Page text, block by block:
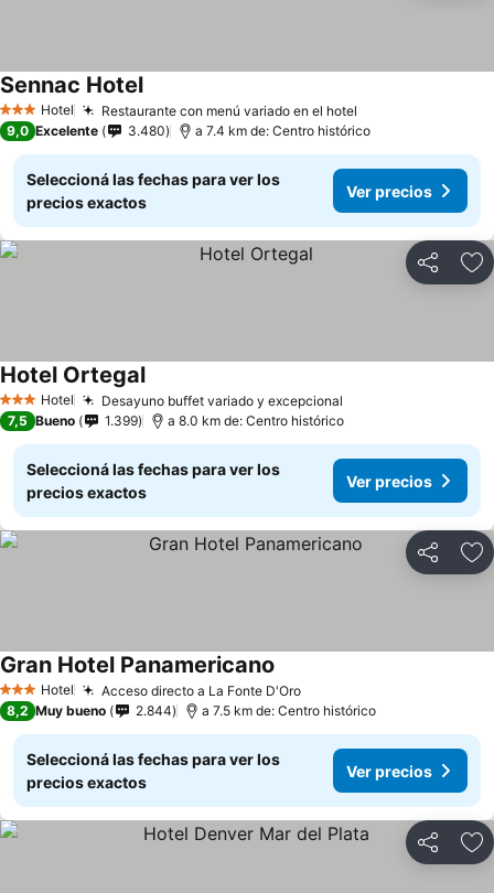
3 Estrellas
Hotel Restaurante con menú variado en el hotel
Sennac Hotel
9,0 Excelente 3.480 a 7.4 km de: Centro histórico
Seleccioná las fechas para ver los
precios exactos
Ver precios
Compartir
3 Estrellas
Hotel Desayuno buffet variado y excepcional
Hotel Ortegal
7,5 Bueno 1.399 a 8.0 km de: Centro histórico
Seleccioná las fechas para ver los
precios exactos
Ver precios
Compartir
3 Estrellas
Hotel Acceso directo a La Fonte D'Oro
Gran Hotel Panamericano
8,2 Muy bueno 2.844 a 7.5 km de: Centro histórico
Seleccioná las fechas para ver los
precios exactos
Ver precios
Compartir